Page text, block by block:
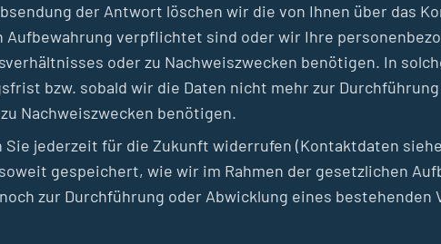
der Antwort löschen wir die von Ihnen über das
Aufbewahrung verpflichtet sind oder wir Ihre
oder zu Nachweiszwecken benötigen. In
bzw. sobald wir die Daten nicht mehr zur
Nachweiszwecken benötigen.
Sie jederzeit für die Zukunft widerrufen (Kontaktdaten
gespeichert, wie wir im Rahmen der gesetzlichen
zur Durchführung oder Abwicklung eines